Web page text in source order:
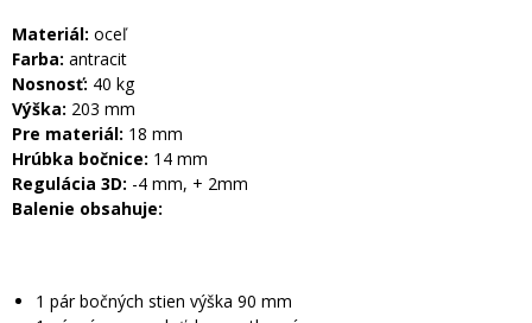
Materiál: oceľ
Farba: antracit
Nosnosť: 40 kg
Výška: 203 mm
Pre materiál: 18 mm
Hrúbka bočnice: 14 mm
Regulácia 3D: -4 mm, + 2mm
Balenie obsahuje:
1 pár bočných stien výška 90 mm